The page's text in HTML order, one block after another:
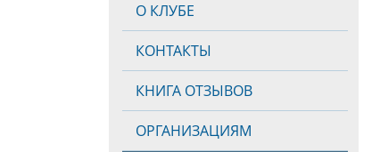
О КЛУБЕ
КОНТАКТЫ
КНИГА ОТЗЫВОВ
ОРГАНИЗАЦИЯМ